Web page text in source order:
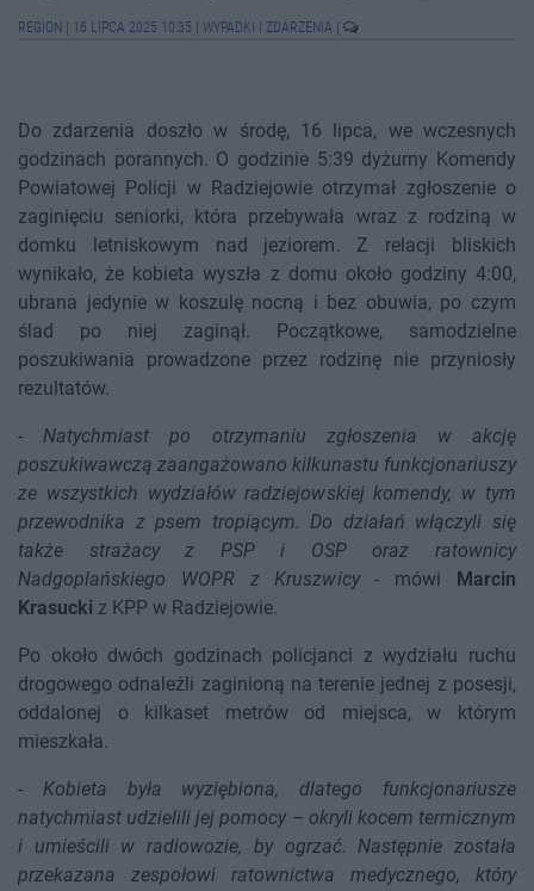
REGION 16 LIPCA 2025 10:35 WYPADKI I ZDARZENIA
Do zdarzenia doszło w środę, 16 lipca, we wczesnych
godzinach porannych. O godzinie 5:39 dyżurny Komendy
Powiatowej Policji w Radziejowie otrzymał zgłoszenie o
zaginięciu seniorki, która przebywała wraz z rodziną w
domku letniskowym nad jeziorem. Z relacji bliskich
wynikało, że kobieta wyszła z domu około godziny 4:00,
ubrana jedynie w koszulę nocną i bez obuwia, po czym
ślad po niej zaginął. Początkowe, samodzielne
poszukiwania prowadzone przez rodzinę nie przyniosły
rezultatów.
-Natychmiast po otrzymaniu zgłoszenia w akcję
poszukiwawczą zaangażowano kilkunastu funkcjonariuszy
ze wszystkich wydziałów radziejowskiej komendy, w tym
przewodnika z psem tropiącym. Do działań włączyli się
także strażacy z PSP i OSP oraz ratownicy
Nadgoplańskiego WOPR z Kruszwicy- mówi
Marcin
Krasucki z KPP w Radziejowie.
Po około dwóch godzinach policjanci z wydziału ruchu
drogowego odnaleźli zaginioną na terenie jednej z posesji,
oddalonej o kilkaset metrów od miejsca, w którym
mieszkała.
- Kobieta była wyziębiona, dlatego funkcjonariusze
natychmiast udzielili jej pomocy – okryli kocem termicznym
i umieścili w radiowozie, by ogrzać. Następnie została
przekazana zespołowi ratownictwa medycznego, który